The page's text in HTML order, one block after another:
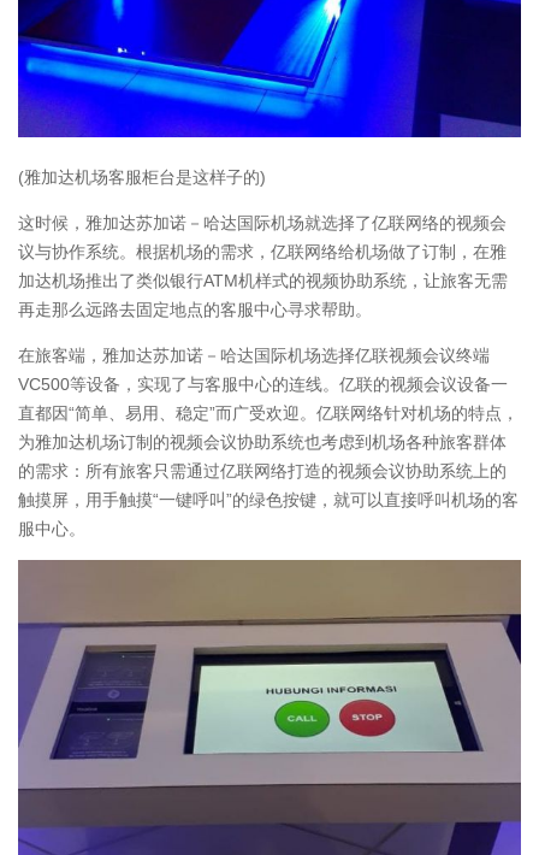
(雅加达机场客服柜台是这样子的)
这时候，雅加达苏加诺－哈达国际机场就选择了亿联网络的视频会
议与协作系统。根据机场的需求，亿联网络给机场做了订制，在雅
加达机场推出了类似银行ATM机样式的视频协助系统，让旅客无需
再走那么远路去固定地点的客服中心寻求帮助。
在旅客端，雅加达苏加诺－哈达国际机场选择亿联视频会议终端
VC500等设备，实现了与客服中心的连线。亿联的视频会议设备一
直都因“简单、易用、稳定”而广受欢迎。亿联网络针对机场的特点，
为雅加达机场订制的视频会议协助系统也考虑到机场各种旅客群体
的需求：所有旅客只需通过亿联网络打造的视频会议协助系统上的
触摸屏，用手触摸“一键呼叫”的绿色按键，就可以直接呼叫机场的客
服中心。